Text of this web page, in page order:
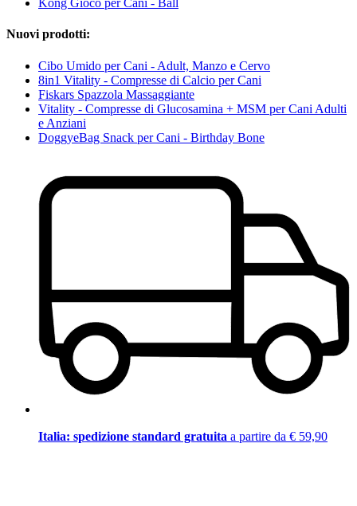
Kong Gioco per Cani - Ball
Nuovi prodotti:
Cibo Umido per Cani - Adult, Manzo e Cervo
8in1 Vitality - Compresse di Calcio per Cani
Fiskars Spazzola Massaggiante
Vitality - Compresse di Glucosamina + MSM per Cani Adulti
e Anziani
DoggyeBag Snack per Cani - Birthday Bone
Italia: spedizione standard gratuita a partire da € 59,90